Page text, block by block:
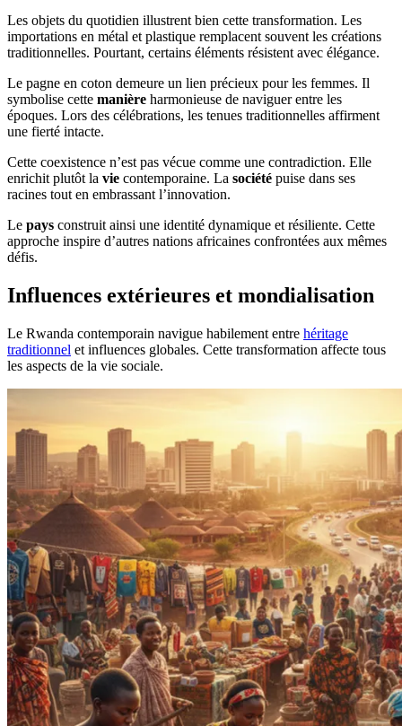
Les objets du quotidien illustrent bien cette transformation. Les
importations en métal et plastique remplacent souvent les créations
traditionnelles. Pourtant, certains éléments résistent avec élégance.
Le pagne en coton demeure un lien précieux pour les femmes. Il
symbolise cette manière harmonieuse de naviguer entre les
époques. Lors des célébrations, les tenues traditionnelles affirment
une fierté intacte.
Cette coexistence n’est pas vécue comme une contradiction. Elle
enrichit plutôt la vie contemporaine. La société puise dans ses
racines tout en embrassant l’innovation.
Le pays construit ainsi une identité dynamique et résiliente. Cette
approche inspire d’autres nations africaines confrontées aux mêmes
défis.
Influences extérieures et mondialisation
Le Rwanda contemporain navigue habilement entre héritage
traditionnel et influences globales. Cette transformation affecte tous
les aspects de la vie sociale.